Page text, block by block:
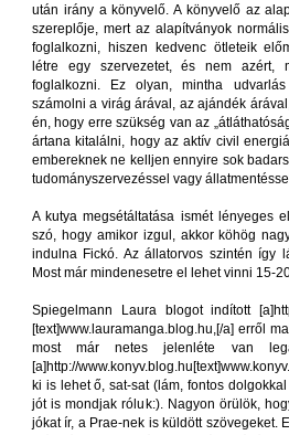
után irány a könyvelő. A könyvelő az
szereplője, mert az alapítványok
foglalkozni, hiszen kedvenc ötleteik
létre egy szervezetet, és nem azért,
foglalkozni. Ez olyan, mintha
számolni a virág árával, az ajándék
én, hogy erre szükség van az
ártana kitalálni, hogy az aktív civil
embereknek ne kelljen ennyire sok
tudományszervezéssel vagy
A kutya megsétáltatása ismét lényeges
szó, hogy amikor izgul, akkor köhög
indulna Fickó. Az állatorvos szintén így
Most már mindenesetre el lehet vinni 15-
Spiegelmann Laura blogot indított
[text]www.lauramanga.blog.hu,[/a] erről
most már netes jelenléte van
[a]http://
ki is lehet ő, sat-sat (lám, fontos
jót is mondjak róluk:). Nagyon örülök,
jókat ír, a Prae-nek is küldött szövegeket.